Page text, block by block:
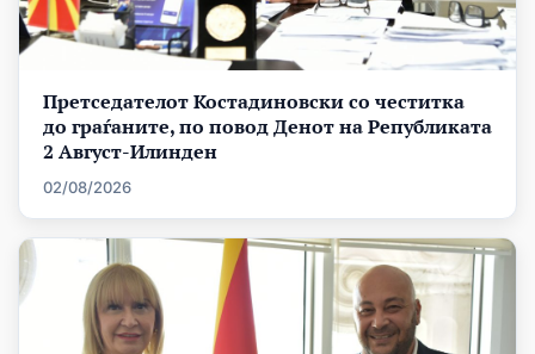
Претседателот Костадиновски со честитка
до граѓаните, по повод Денот на Републиката
2 Август-Илинден
02/08/2026